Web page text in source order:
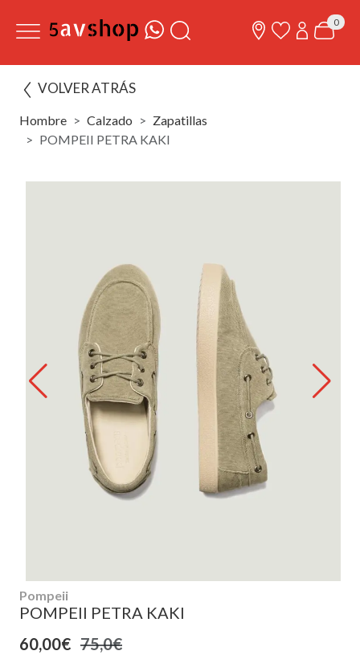
0
VOLVER ATRÁS
Hombre Calzado
Zapatillas
POMPEII PETRA KAKI
Pompeii
POMPEII PETRA KAKI
60,00€ 75,0€